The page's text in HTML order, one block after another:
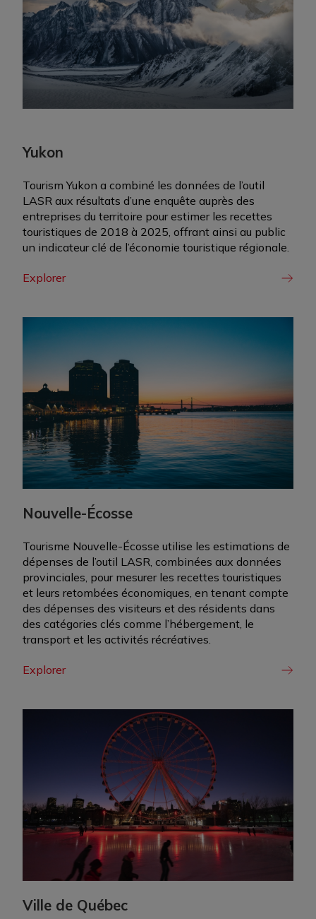
Yukon
Tourism Yukon a combiné les données de l’outil
LASR aux résultats d’une enquête auprès des
entreprises du territoire pour estimer les recettes
touristiques de 2018 à 2025, offrant ainsi au public
un indicateur clé de l’économie touristique régionale.
Explorer
Nouvelle-Écosse
Tourisme Nouvelle-Écosse utilise les estimations de
dépenses de l’outil LASR, combinées aux données
provinciales, pour mesurer les recettes touristiques
et leurs retombées économiques, en tenant compte
des dépenses des visiteurs et des résidents dans
des catégories clés comme l’hébergement, le
transport et les activités récréatives.
Explorer
Ville de Québec